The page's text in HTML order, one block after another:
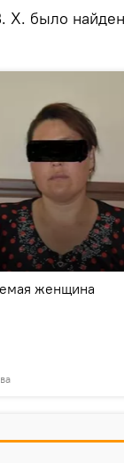
Х. было
женщина